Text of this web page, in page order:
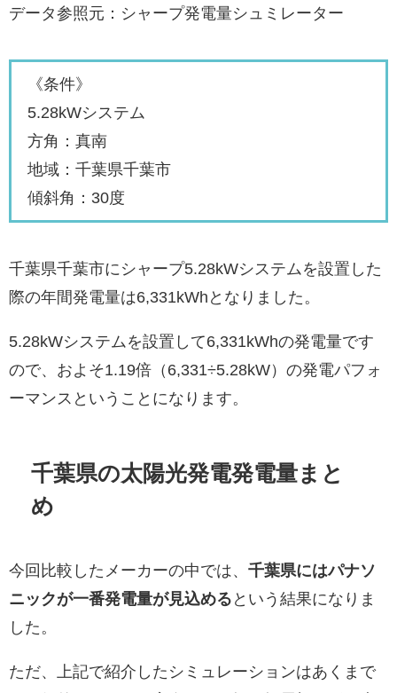
データ参照元：シャープ発電量シュミレーター
《条件》
5.28kWシステム
方角：真南
地域：千葉県千葉市
傾斜角：30度
千葉県千葉市にシャープ5.28kWシステムを設置した
際の年間発電量は6,331kWhとなりました。
5.28kWシステムを設置して6,331kWhの発電量です
ので、およそ1.19倍（6,331÷5.28kW）の発電パフォ
ーマンスということになります。
千葉県の太陽光発電発電量まと
め
今回比較したメーカーの中では、 千葉県にはパナソ
ニックが一番発電量が見込める という結果になりま
した。
ただ、上記で紹介したシミュレーションはあくまで